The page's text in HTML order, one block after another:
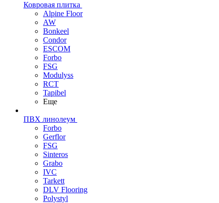
Ковровая плитка
Alpine Floor
AW
Bonkeel
Condor
ESCOM
Forbo
FSG
Modulyss
RCT
Tapibel
Еще
ПВХ линолеум
Forbo
Gerflor
FSG
Sinteros
Grabo
IVC
Tarkett
DLV Flooring
Polystyl